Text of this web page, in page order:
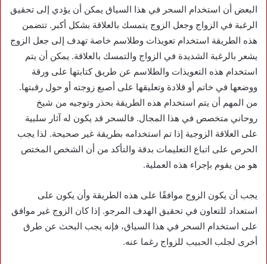
البعض أن استخدام السحر في هذا السياق يمكن أن يؤدي إلى تحقيق
الرغبة في الزواج وجعل الزوج يتمسك بالعلاقة بشكل أكبر. تتضمن
هذه الطريقة استخدام تعويذات وطلاسم خاصة تهدف إلى جعل الزوج
يشعر بالرغبة الشديدة في الزواج والتمسك بالعلاقة. يمكن أن يتم
استخدام هذه التعويذات والطلاسم عن طريق كتابتها على ورقة
ووضعها في خاتم أو قلادة وتعليقها على أصبع زوجته أو حول رقبتها.
من المهم أن يتم استخدام هذه الطريقة بحذر وتوجيه من شيخ
روحاني متخصص في هذا المجال. فالسحر قد يكون له آثار سلبية
على العلاقة الزوجية إذا تم استخدامه بطريقة غير صحيحة. لذا يجب
الحرص على اتباع التعليمات بدقة والتأكد من أن الشخص المختص
هو من يقوم بإجراء هذه العملية.
يجب أن يكون الزوج موافقًا على هذه الطريقة وأن يكون على
استعداد للتعاون في تحقيق الهدف المرجو. إذا كان الزوج غير موافق
على استخدام السحر في هذا السياق، فإنه يجب البحث عن طرق
أخرى لجلب الحبيب للزواج رغما عنه.